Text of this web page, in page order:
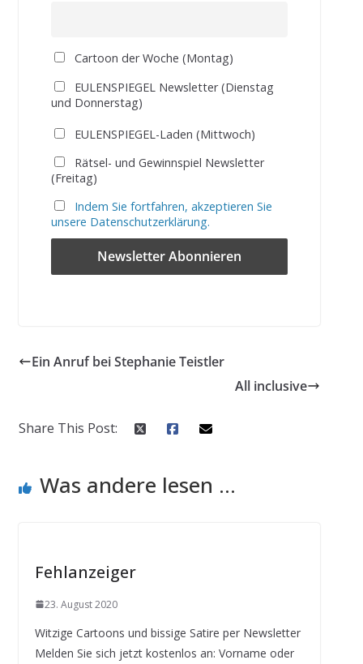
Cartoon der Woche (Montag)
EULENSPIEGEL Newsletter (Dienstag
und Donnerstag)
EULENSPIEGEL-Laden (Mittwoch)
Rätsel- und Gewinnspiel Newsletter
(Freitag)
Indem Sie fortfahren, akzeptieren Sie
unsere Datenschutzerklärung.
Ein Anruf bei Stephanie Teistler
All inclusive
Share This Post:
Was andere lesen ...
Fehlanzeiger
23. August 2020
Witzige Cartoons und bissige Satire per Newsletter
Melden Sie sich jetzt kostenlos an: Vorname oder